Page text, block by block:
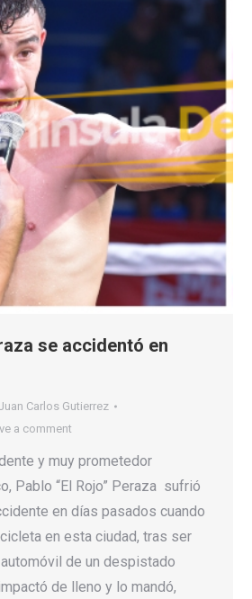
se accidentó en
Carlos Gutierrez
a comment
y muy prometedor
Pablo “El Rojo” Peraza sufrió
en días pasados cuando
en esta ciudad, tras ser
de un despistado
de lleno y lo mandó,